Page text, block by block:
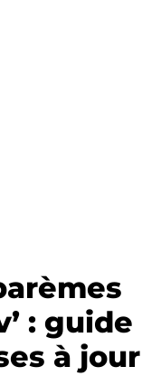
: guide
à jour